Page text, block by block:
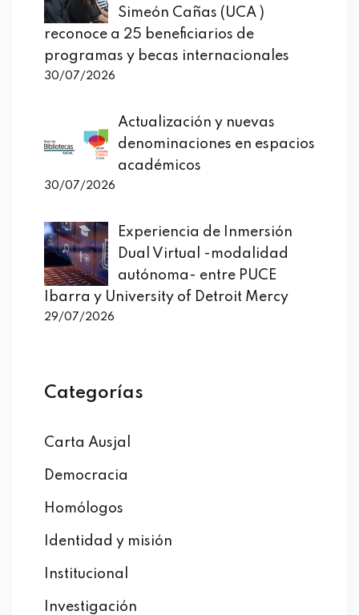
Simeón Cañas (UCA )
reconoce a 25 beneficiarios de
programas y becas internacionales
30/07/2026
Actualización y nuevas
denominaciones en espacios
académicos
30/07/2026
Experiencia de Inmersión
Dual Virtual -modalidad
autónoma- entre PUCE
Ibarra y University of Detroit Mercy
29/07/2026
Categorías
Carta Ausjal
Democracia
Homólogos
Identidad y misión
Institucional
Investigación